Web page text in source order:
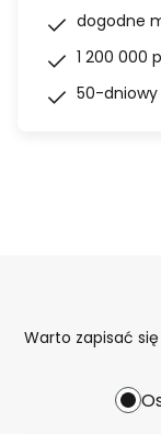
dogodne
1 200 000
50-
Warto zapisać